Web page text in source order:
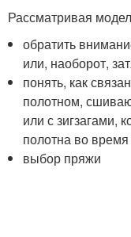
Рассматривая
обратить
или, наоборот,
понять, как
полотном,
или с зигзагами,
полотна во
выбор пряжи